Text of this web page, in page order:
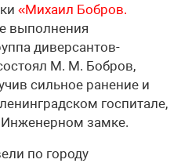
«Михаил Бобров.
выполнения
диверсантов-
М. М. Бобров,
сильное ранение и
госпитале,
Инженерном замке.
по городу